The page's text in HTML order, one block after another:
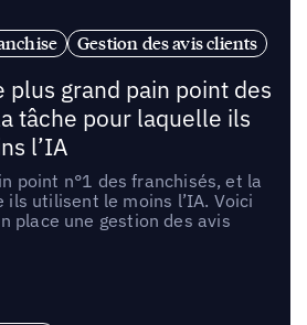
Gestion des avis clients
plus grand pain point des
tâche pour laquelle ils
l’IA
point n°1 des franchisés, et la
ils utilisent le moins l’IA. Voici
place une gestion des avis